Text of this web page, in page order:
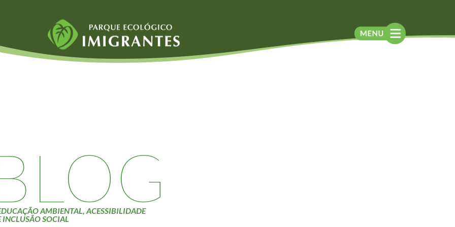
Fauna e Flora
Liquens
Tucano do Bico
Atividades Blog
AMBIENTAL, ACESSIBILIDADE
INCLUSÃO SOCIAL